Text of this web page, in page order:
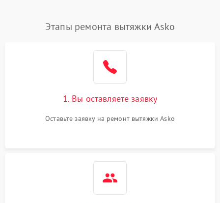
1000 ₽
Этапы ремонта вытяжки Asko
1. Вы оставляете заявку
Оставьте заявку на ремонт вытяжки Asko